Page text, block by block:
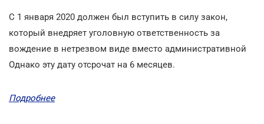
С 1 января 2020 должен был вступить в силу закон,
который внедряет уголовную ответственность за
вождение в нетрезвом виде вместо административной
Однако эту дату отсрочат на 6 месяцев.
Подробнее